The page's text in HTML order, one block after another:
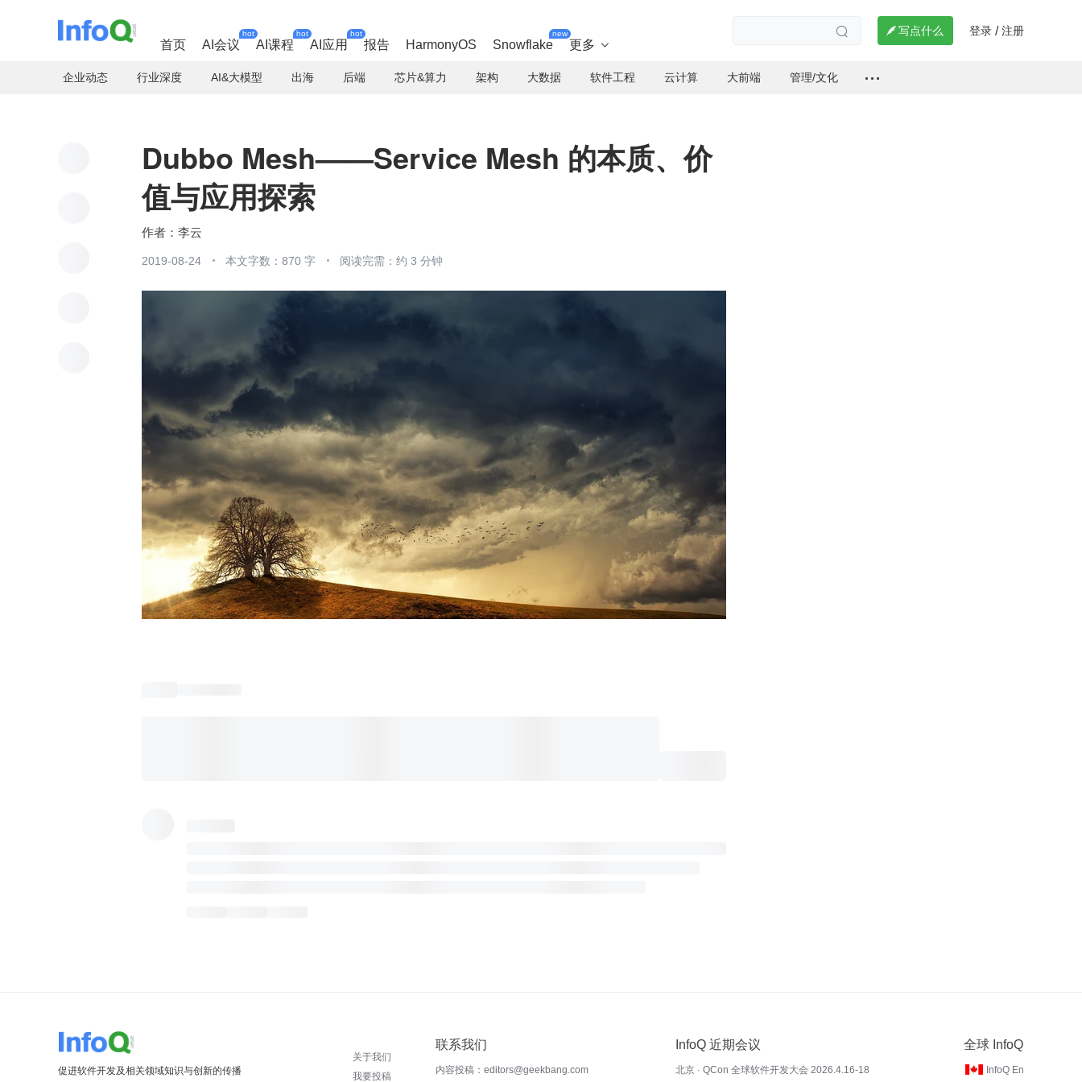
首页 AI会议
hot
AI课程
hot
AI应用
hot
报告 HarmonyOS Snowflake
new
更多 
  写点什么 登录 / 注册
企业动态 行业深度 AI&大模型 出海 后端 芯片&算力 架构 大数据 软件工程 云计算 大前端 管理/文化
Dubbo Mesh——Service Mesh 的本质、价
值与应用探索
李云
2019-08-24 本文字数：870 字 阅读完需：约 3 分钟
促进软件开发及相关领域知识与创新的传播
关于我们
我要投稿
联系我们
内容投稿：editors@geekbang.com
InfoQ 近期会议
北京 · QCon 全球软件开发大会 2026.4.16-18
全球 InfoQ
InfoQ En